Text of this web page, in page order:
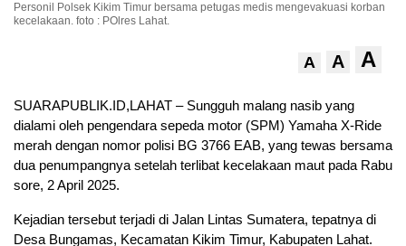
Personil Polsek Kikim Timur bersama petugas medis mengevakuasi korban
kecelakaan. foto : POlres Lahat.
A A A
SUARAPUBLIK.ID,LAHAT – Sungguh malang nasib yang
dialami oleh pengendara sepeda motor (SPM) Yamaha X-Ride
merah dengan nomor polisi BG 3766 EAB, yang tewas bersama
dua penumpangnya setelah terlibat kecelakaan maut pada Rabu
sore, 2 April 2025.
Kejadian tersebut terjadi di Jalan Lintas Sumatera, tepatnya di
Desa Bungamas, Kecamatan Kikim Timur, Kabupaten Lahat.